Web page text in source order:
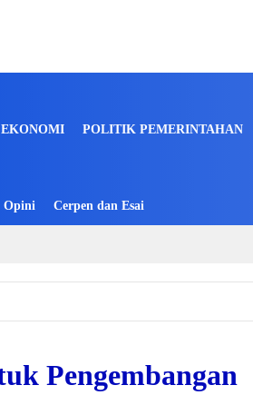
EKONOMI POLITIK PEMERINTAHAN
Opini Cerpen dan Esai
Pengembangan